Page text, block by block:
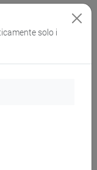
solo i